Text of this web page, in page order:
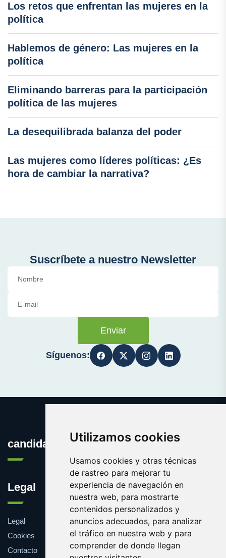
Utilizamos cookies
Usamos cookies y otras técnicas
de rastreo para mejorar tu
experiencia de navegación en
nuestra web, para mostrarte
contenidos personalizados y
anuncios adecuados, para analizar
el tráfico en nuestra web y para
comprender de donde llegan
Los retos que enfrentan las mujeres en la
política
Hablemos de género: Las mujeres en la
política
Eliminando barreras para la participación
política de las mujeres
La desequilibrada balanza del poder
Las mujeres como líderes políticas: ¿Es
hora de cambiar la narrativa?
Suscríbete a nuestro Newsletter
Enviar
Síguenos:
candidata.es
Legal
Legal
Cookies
Contacto